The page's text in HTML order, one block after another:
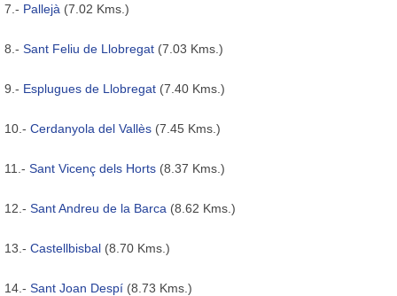
7.- Pallejà (7.02 Kms.)
8.- Sant Feliu de Llobregat (7.03 Kms.)
9.- Esplugues de Llobregat (7.40 Kms.)
10.- Cerdanyola del Vallès (7.45 Kms.)
11.- Sant Vicenç dels Horts (8.37 Kms.)
12.- Sant Andreu de la Barca (8.62 Kms.)
13.- Castellbisbal (8.70 Kms.)
14.- Sant Joan Despí (8.73 Kms.)